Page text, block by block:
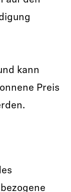
kann
Preis